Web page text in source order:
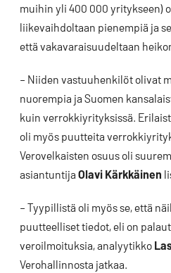
muihin yli 400 000 yritykseen)
liikevaihdoltaan pienempiä ja
että vakavaraisuudeltaan
– Niiden vastuuhenkilöt olivat
nuorempia ja Suomen
kuin verrokkiyrityksissä.
oli myös puutteita
Verovelkaisten osuus oli
asiantuntija Olavi Kärkkäinen
– Tyypillistä oli myös se, että
puutteelliset tiedot, eli on
veroilmoituksia, analyytikko
Verohallinnosta jatkaa.